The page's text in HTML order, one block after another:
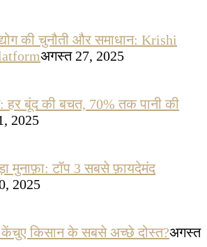
की चुनौती और समाधान: Krishi
अगस्त 27, 2025
हर बूंद की बचत, 70% तक पानी की
2025
मुनाफ़ा: टॉप 3 सबसे फ़ायदेमंद
2025
केंचुए किसान के सबसे अच्छे दोस्त?अगस्त